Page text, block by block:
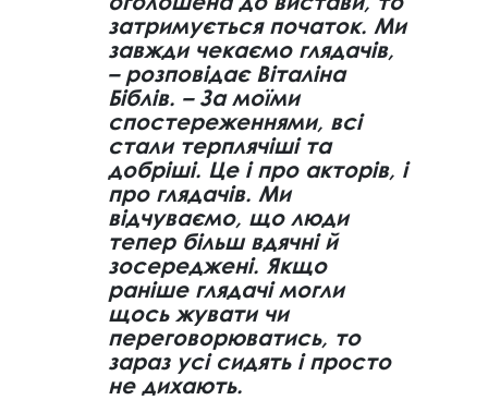
затримується початок. Ми
завжди чекаємо глядачів,
– розповідає Віталіна
Біблів. – За моїми
спостереженнями, всі
стали терплячіші та
добріші. Це і про акторів, і
про глядачів. Ми
відчуваємо, що люди
тепер більш вдячні й
зосереджені. Якщо
раніше глядачі могли
щось жувати чи
переговорюватись, то
зараз усі сидять і просто
не дихають.